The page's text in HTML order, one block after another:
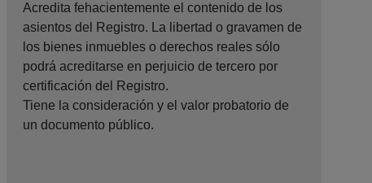
Acredita fehacientemente el contenido de los
asientos del Registro. La libertad o gravamen de
los bienes inmuebles o derechos reales sólo
podrá acreditarse en perjuicio de tercero por
certificación del Registro.
Tiene la consideración y el valor probatorio de
un documento público.